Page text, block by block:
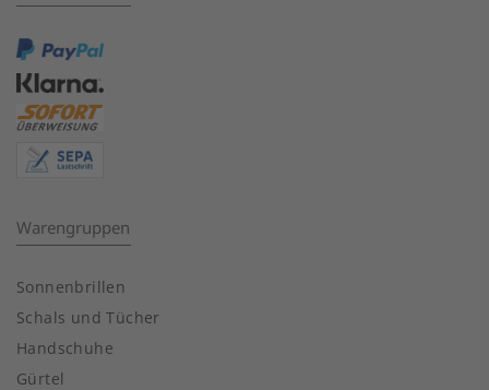
Warengruppen
Sonnenbrillen
Schals und Tücher
Handschuhe
Gürtel